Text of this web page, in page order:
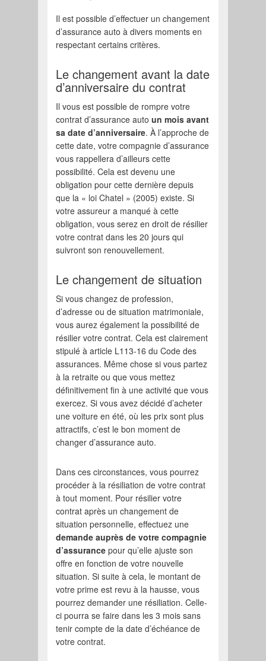
Il est possible d’effectuer un changement
d’assurance auto à divers moments en
respectant certains critères.
Le changement avant la date
d’anniversaire du contrat
Il vous est possible de rompre votre
contrat d’assurance autoun mois avant
sa date d’anniversaire. À l’approche de
cette date, votre compagnie d’assurance
vous rappellera d’ailleurs cette
possibilité. Cela est devenu une
obligation pour cette dernière depuis
que la « loi Chatel » (2005) existe. Si
votre assureur a manqué à cette
obligation, vous serez en droit de résilier
votre contrat dans les 20 jours qui
suivront son renouvellement.
Le changement de situation
Si vous changez de profession,
d’adresse ou de situation matrimoniale,
vous aurez également la possibilité de
résilier votre contrat. Cela est clairement
stipulé à article L113-16 du Code des
assurances. Même chose si vous partez
à la retraite ou que vous mettez
définitivement fin à une activité que vous
exercez. Si vous avez décidé d’acheter
une voiture en été, où les prix sont plus
attractifs, c’est le bon moment de
changer d’assurance auto.
Dans ces circonstances, vous pourrez
procéder à la résiliation de votre contrat
à tout moment. Pour résilier votre
contrat après un changement de
situation personnelle, effectuez une
demande auprès de votre compagnie
d’assurance pour qu’elle ajuste son
offre en fonction de votre nouvelle
situation. Si suite à cela, le montant de
votre prime est revu à la hausse, vous
pourrez demander une résiliation. Celle-
ci pourra se faire dans les 3 mois sans
tenir compte de la date d’échéance de
votre contrat.